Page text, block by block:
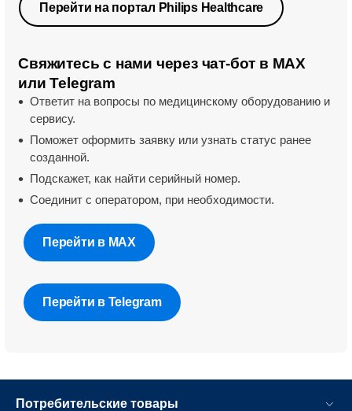
Перейти на портал Philips Healthcare
Свяжитесь с нами через чат-бот в MAX
или Telegram
Ответит на вопросы по медицинскому оборудованию и
сервису.
Поможет оформить заявку илиузнать статус ранее
созданной.
Подскажет, как найти серийный номер.
Соединит с оператором, при необходимости.
Перейти в MAX
Перейти в Telegram
Потребительские товары